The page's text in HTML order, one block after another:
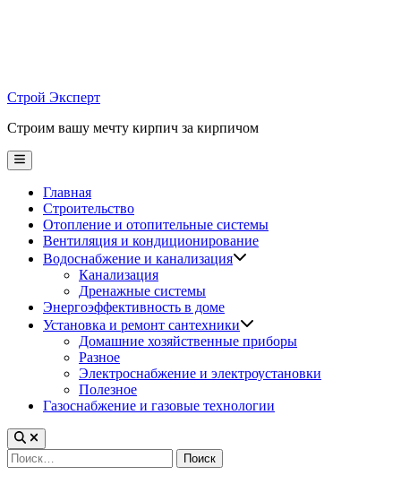
Строй Эксперт
Строим вашу мечту кирпич за кирпичом
Main
Menu
Главная
Строительство
Отопление и отопительные системы
Вентиляция и кондиционирование
Водоснабжение и канализация
Канализация
Дренажные системы
Энергоэффективность в доме
Установка и ремонт сантехники
Домашние хозяйственные приборы
Разное
Электроснабжение и электроустановки
Полезное
Газоснабжение и газовые технологии
Найти: